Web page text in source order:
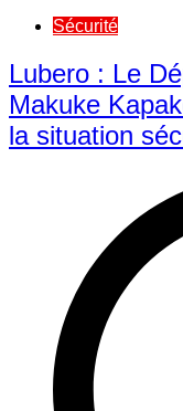
Sécurité
Lubero : Le
Makuke
la situation